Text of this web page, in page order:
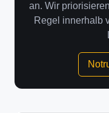
an. Wir
Regel innerhalb